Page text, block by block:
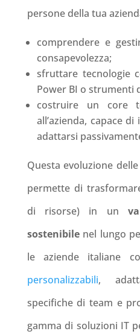
persone della tua
comprendere e
consapevolezza;
sfruttare tecnologie
Power BI o strumenti
costruire un core
all’azienda, capace
adattarsi
Questa evoluzione
permette di
di risorse) in un
sostenibilenel lungo
le aziende italiane
personalizzabili,
specifiche di team e
gamma di soluzioni IT